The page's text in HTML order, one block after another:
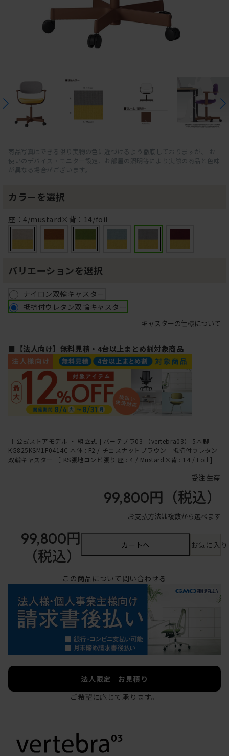
商品写真はできる限り実物の色に近づけるよう徹底しておりますが、 お
使いのデバイス・モニター設定、お部屋の照明等により実際の商品と色味
が異なる場合がございます。
カラーを選択
座：4/mustard×背：14/foil
バリエーションを選択
ナイロン双輪キャスター
抵抗付ウレタン双輪キャスター
キャスターの仕様について
■【法人向け】無料見積・4台以上まとめ割対象商品
［ 公式ストアモデル ・ 組立式 ] バーテブラ03 （vertebra03） 5本脚
KG825KSM1F0414C 本体 : F2 / チェスナットブラウン 抵抗付ウレタン
双輪キャスター ［ KS張地コンビ張り 座 : 4 / Mustard×背 : 14 / Foil ]
受注生産
99,800円 （税込）
お支払方法は複数から選べます
99,800円
（税込）
カートへ お気に入
この商品について問い合わせる
法人限定 お見積り
ご希望に応じて承ります。